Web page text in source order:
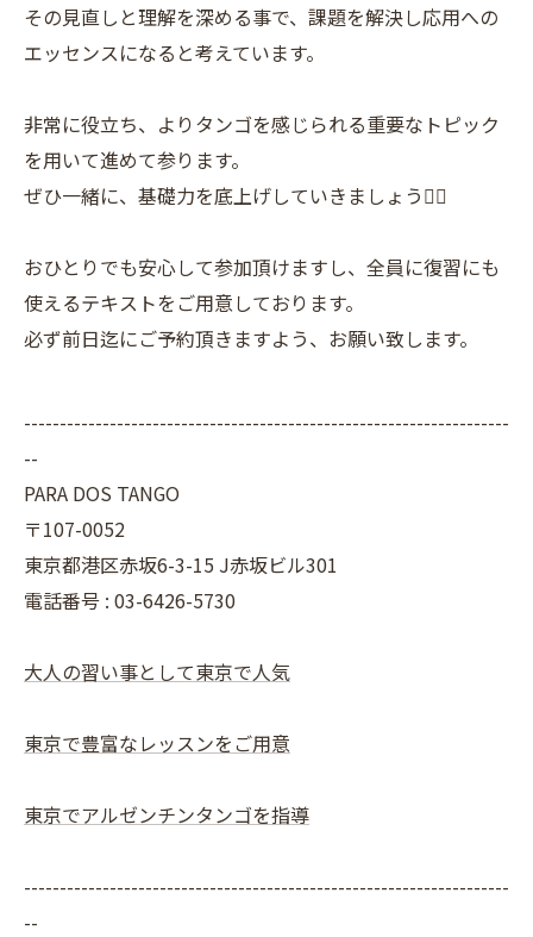
その見直しと理解を深める事で、課題を解決し応用への
エッセンスになると考えています。
非常に役立ち、よりタンゴを感じられる重要なトピック
を用いて進めて参ります。
ぜひ一緒に、基礎力を底上げしていきましょう👍🏼
おひとりでも安心して参加頂けますし、全員に復習にも
使えるテキストをご用意しております。
必ず前日迄にご予約頂きますよう、お願い致します。
--------------------------------------------------------------------
--
PARA DOS TANGO
〒107-0052
東京都港区赤坂6-3-15 J赤坂ビル301
電話番号 : 03-6426-5730
大人の習い事として東京で人気
東京で豊富なレッスンをご用意
東京でアルゼンチンタンゴを指導
--------------------------------------------------------------------
--